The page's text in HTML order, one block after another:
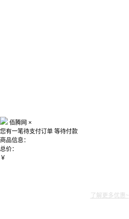
佰腾网 ×
您有一笔待支付订单 等待付款
商品信息：
总价：
￥
了解更多优惠~